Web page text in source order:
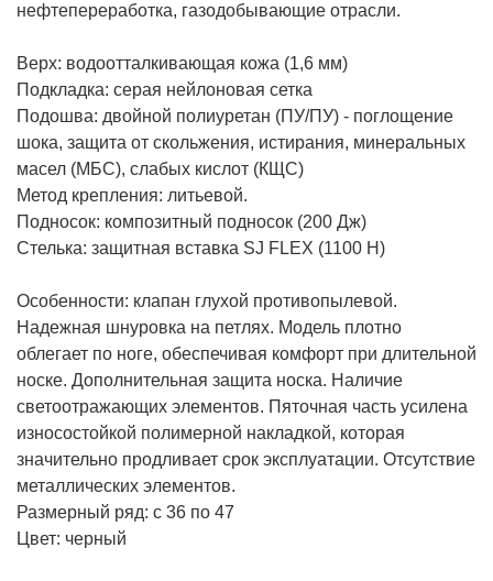
нефтепереработка, газодобывающие отрасли.
Верх: водоотталкивающая кожа (1,6 мм)
Подкладка: серая нейлоновая сетка
Подошва: двойной полиуретан (ПУ/ПУ) - поглощение
шока, защита от скольжения, истирания, минеральных
масел (МБС), слабых кислот (КЩС)
Метод крепления: литьевой.
Подносок: композитный подносок (200 Дж)
Стелька: защитная вставка SJ FLEX (1100 Н)
Особенности: клапан глухой противопылевой.
Надежная шнуровка на петлях. Модель плотно
облегает по ноге, обеспечивая комфорт при длительной
носке. Дополнительная защита носка. Наличие
светоотражающих элементов. Пяточная часть усилена
износостойкой полимерной накладкой, которая
значительно продливает срок эксплуатации. Отсутствие
металлических элементов.
Размерный ряд: с 36 по 47
Цвет: черный